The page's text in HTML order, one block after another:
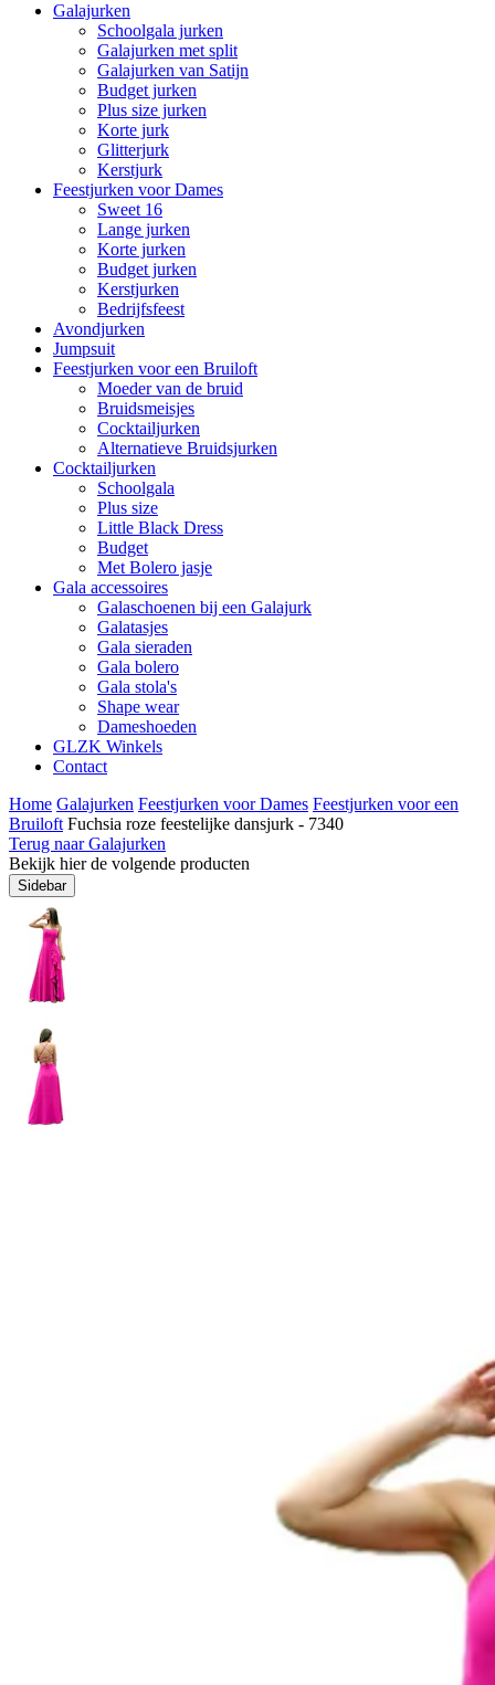
Galajurken
Schoolgala jurken
Galajurken met split
Galajurken van Satijn
Budget jurken
Plus size jurken
Korte jurk
Glitterjurk
Kerstjurk
Feestjurken voor Dames
Sweet 16
Lange jurken
Korte jurken
Budget jurken
Kerstjurken
Bedrijfsfeest
Avondjurken
Jumpsuit
Feestjurken voor een Bruiloft
Moeder van de bruid
Bruidsmeisjes
Cocktailjurken
Alternatieve Bruidsjurken
Cocktailjurken
Schoolgala
Plus size
Little Black Dress
Budget
Met Bolero jasje
Gala accessoires
Galaschoenen bij een Galajurk
Galatasjes
Gala sieraden
Gala bolero
Gala stola's
Shape wear
Dameshoeden
GLZK Winkels
Contact
Home Galajurken Feestjurken voor Dames Feestjurken voor een
Bruiloft Fuchsia roze feestelijke dansjurk - 7340
Terug naar Galajurken
Bekijk hier de volgende producten
Sidebar